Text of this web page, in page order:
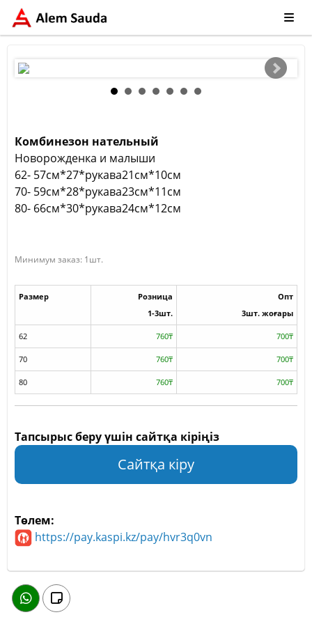
Комбинезон нательный
Новорожденка и малыши
62- 57см*27*рукава21см*10см
70- 59см*28*рукава23см*11см
80- 66см*30*рукава24см*12см
Минимум заказ: 1шт.
Размер
Розница
1-3шт.
Опт
3шт. жоғары
62 760₸ 700₸
70 760₸ 700₸
80 760₸ 700₸
Тапсырыс беру үшін сайтқа кіріңіз
Сайтқа кіру
Төлем:
https://pay.kaspi.kz/pay/hvr3q0vn